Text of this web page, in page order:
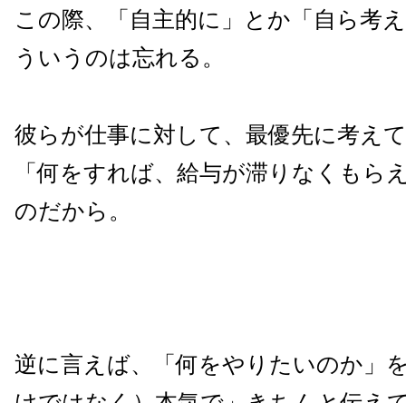
この際、「自主的に」とか「自ら考
ういうのは忘れる。
彼らが仕事に対して、最優先に考え
「何をすれば、給与が滞りなくもら
のだから。
逆に言えば、「何をやりたいのか」